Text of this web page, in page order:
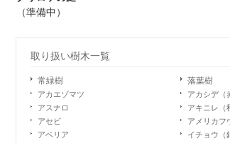
（準備中）
取り扱い樹木一覧
常緑樹
アカエゾマツ
アスナロ
アセビ
アベリア
落葉樹
アカシデ（
アキニレ（
アメリカフ
イチョウ（